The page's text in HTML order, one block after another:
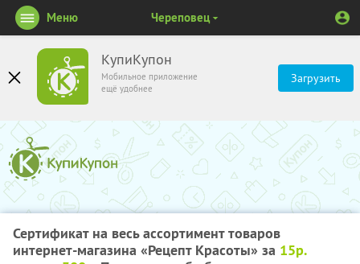
КупиКупон
Мобильное приложение
ещё удобнее
Загрузить
Меню Череповец
Сертификат на весь ассортимент товаров
интернет-магазина «Рецепт Красоты» за 15р.